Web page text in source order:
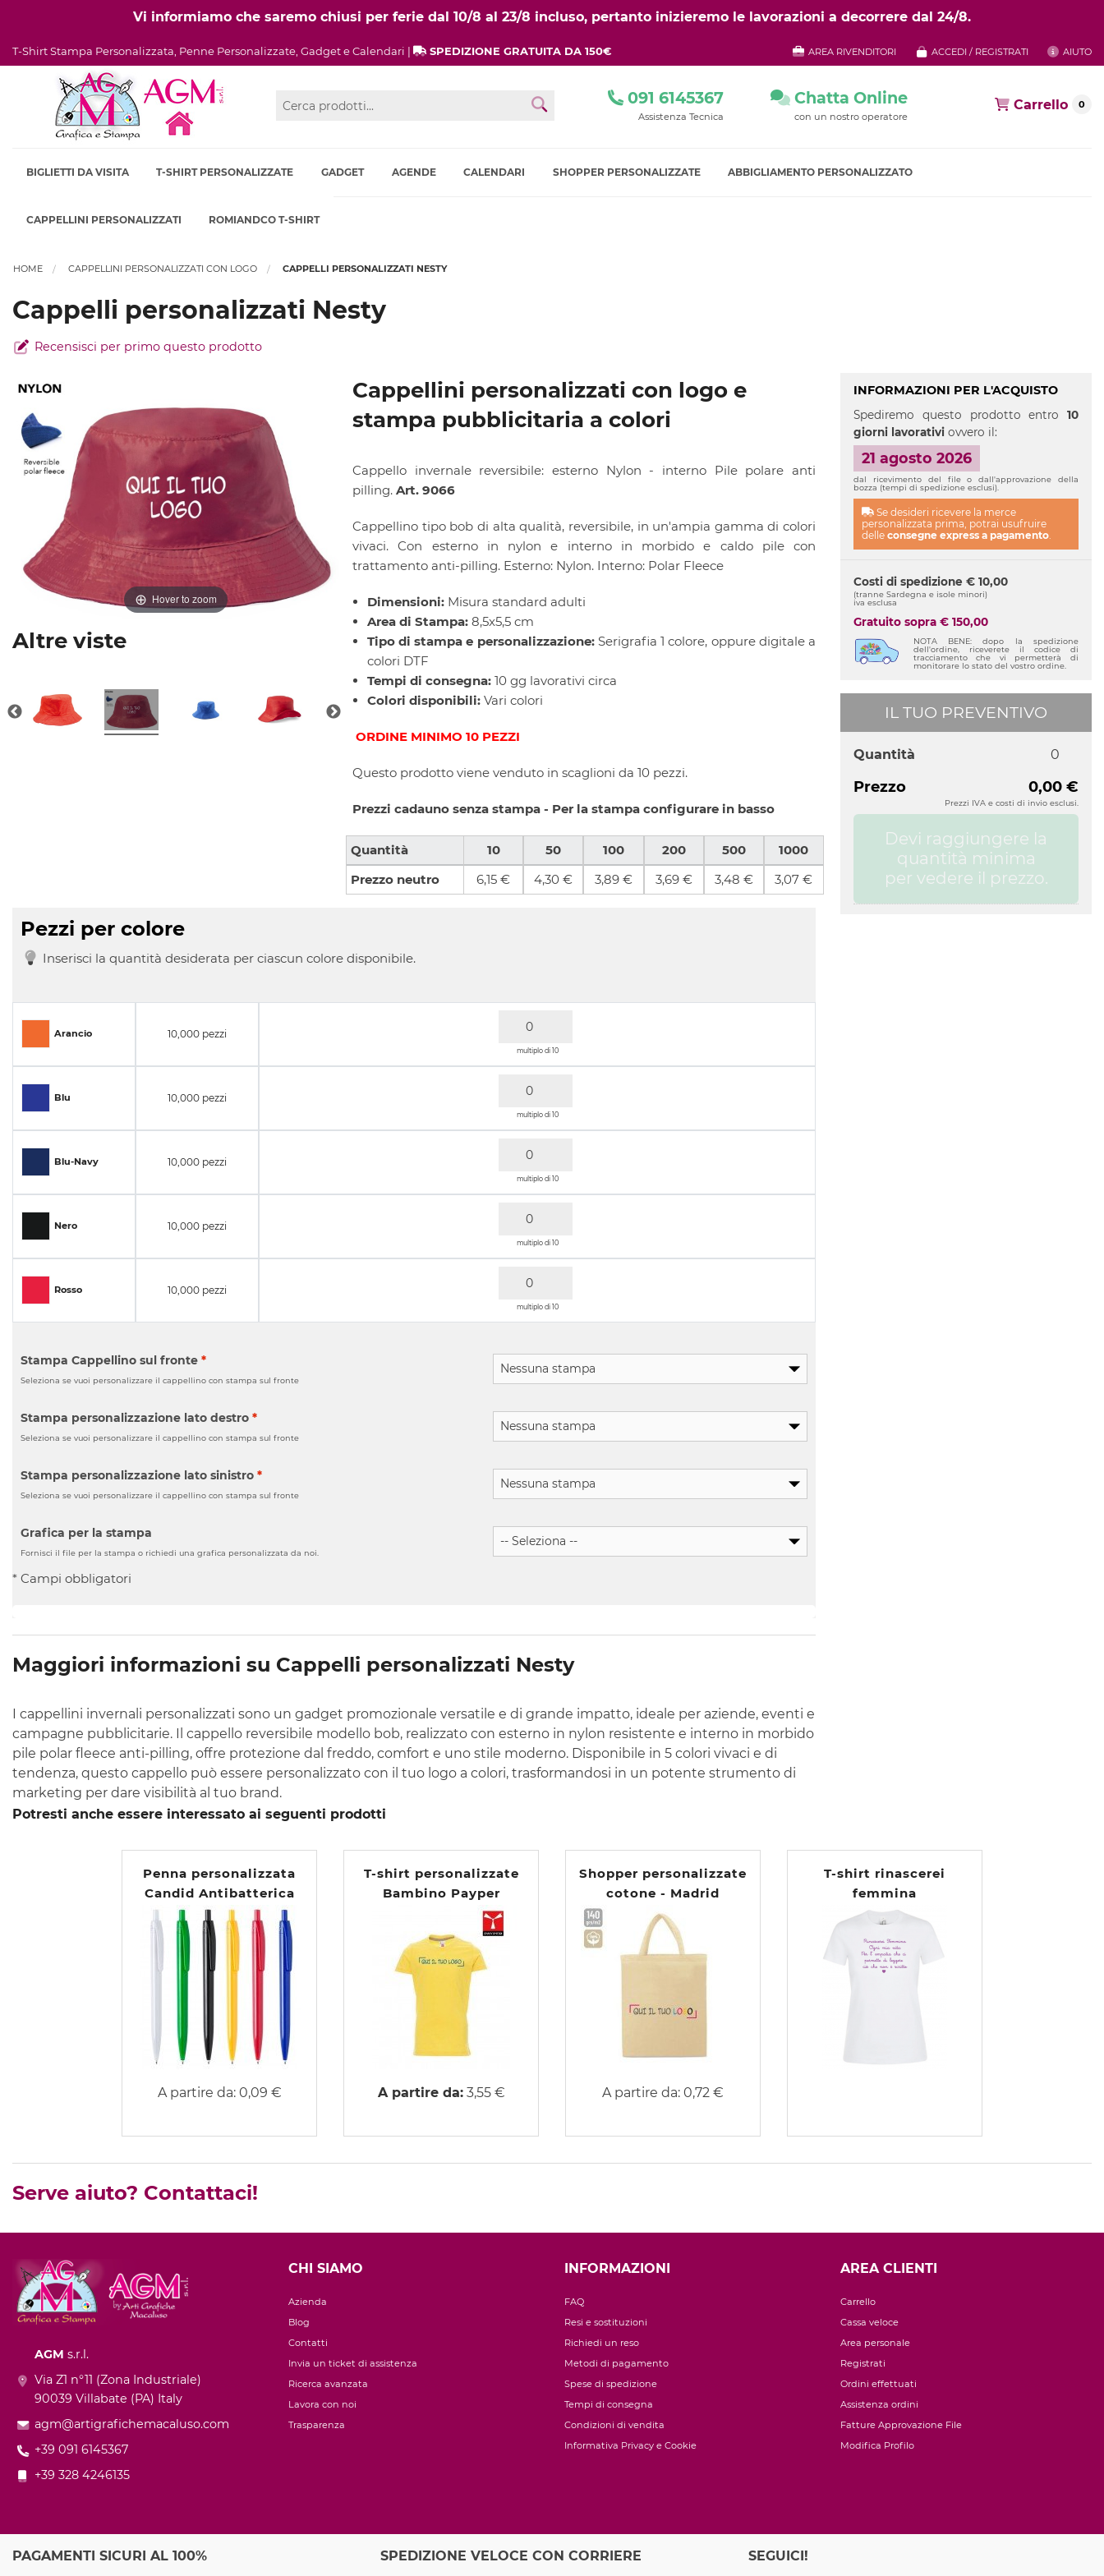
Vi informiamo che saremo chiusi per ferie dal 10/8 al 23/8 incluso, pertanto inizieremo le lavorazioni a decorrere dal 24/8.
T-Shirt Stampa Personalizzata, Penne Personalizzate, Gadget e Calendari | SPEDIZIONE GRATUITA DA 150€ AREA RIVENDITORI ACCEDI / REGISTRATI AIUTO
091 6145367
Assistenza Tecnica
Chatta Online
con un nostro operatore
Carrello 0
BIGLIETTI DA VISITA T-SHIRT PERSONALIZZATE GADGET AGENDE CALENDARI SHOPPER PERSONALIZZATE ABBIGLIAMENTO PERSONALIZZATO
CAPPELLINI PERSONALIZZATI ROMIANDCO T-SHIRT
HOME CAPPELLINI PERSONALIZZATI CON LOGO CAPPELLI PERSONALIZZATI NESTY
Cappelli personalizzati Nesty
Recensisci per primo questo prodotto
Hover to zoom
Altre viste
Cappellini personalizzati con logo e
stampa pubblicitaria a colori
Cappello invernale reversibile: esterno Nylon - interno Pile polare anti
pilling.Art. 9066
Cappellino tipo bob di alta qualità, reversibile, in un'ampia gamma di colori
vivaci. Con esterno in nylon e interno in morbido e caldo pile con
trattamento anti-pilling. Esterno: Nylon. Interno: Polar Fleece
Dimensioni: Misura standard adulti
Area di Stampa:8,5x5,5 cm
Tipo di stampa e personalizzazione: Serigrafia 1 colore, oppure digitale a
colori DTF
Tempi di consegna:10 gg lavorativi circa
Colori disponibili:Vari colori
ORDINE MINIMO 10 PEZZI
Questo prodotto viene venduto in scaglioni da 10 pezzi.
Prezzi cadauno senza stampa - Per la stampa configurare in basso
Quantità
Prezzo neutro
10
6,15 €
50
4,30 €
100
3,89 €
200
3,69 €
500
3,48 €
1000
3,07 €
Pezzi per colore
Inserisci la quantità desiderata per ciascun colore disponibile.
Arancio 10,000 pezzi
multiplo di 10
Blu 10,000 pezzi
multiplo di 10
Blu-Navy 10,000 pezzi
multiplo di 10
Nero 10,000 pezzi
multiplo di 10
Rosso 10,000 pezzi
multiplo di 10
Stampa Cappellino sul fronte *
Seleziona se vuoi personalizzare il cappellino con stampa sul fronte
Stampa personalizzazione lato destro *
Seleziona se vuoi personalizzare il cappellino con stampa sul fronte
Stampa personalizzazione lato sinistro *
Seleziona se vuoi personalizzare il cappellino con stampa sul fronte
Grafica per la stampa
Fornisci il file per la stampa o richiedi una grafica personalizzata da noi.
* Campi obbligatori
Maggiori informazioni su Cappelli personalizzati Nesty
I cappellini invernali personalizzati sono un gadget promozionale versatile e di grande impatto, ideale per aziende, eventi e
campagne pubblicitarie. Il cappello reversibile modello bob, realizzato con esterno in nylon resistente e interno in morbido
pile polar fleece anti-pilling, offre protezione dal freddo, comfort e uno stile moderno. Disponibile in 5 colori vivaci e di
tendenza, questo cappello può essere personalizzato con il tuo logo a colori, trasformandosi in un potente strumento di
marketing per dare visibilità al tuo brand.
INFORMAZIONI PER L'ACQUISTO
Spediremo questo prodotto entro 10
giorni lavorativi ovvero il:
21 agosto 2026
dal ricevimento del file o dall'approvazione della
bozza (tempi di spedizione esclusi).
Se desideri ricevere la merce
personalizzata prima, potrai usufruire
delle consegne express a pagamento
Costi di spedizione € 10,00
(tranne Sardegna e isole minori)
iva esclusa
Gratuito sopra € 150,00
NOTA BENE: dopo la spedizione
dell'ordine, riceverete il codice di
tracciamento che vi permetterà di
monitorare lo stato del vostro ordine.
IL TUO PREVENTIVO
Quantità
Prezzo 0,00 €
Prezzi IVA e costi di invio esclusi.
Devi raggiungere la
quantità minima
per vedere il prezzo.
Potresti anche essere interessato ai seguenti prodotti
Penna personalizzata
Candid Antibatterica
A partire da: 0,09 €
T-shirt personalizzate
Bambino Payper
A partire da: 3,55 €
Shopper personalizzate
cotone - Madrid
A partire da: 0,72 €
T-shirt rinascerei
femmina
Serve aiuto? Contattaci!
AGM s.r.l.
Via Z1 n°11 (Zona Industriale)
90039 Villabate (PA) Italy
agm@artigrafichemacaluso.com
+39 091 6145367
+39 328 4246135
CHI SIAMO
Azienda
Blog
Contatti
Invia un ticket di assistenza
Ricerca avanzata
Lavora con noi
Trasparenza
INFORMAZIONI
FAQ
Resi e sostituzioni
Richiedi un reso
Metodi di pagamento
Spese di spedizione
Tempi di consegna
Condizioni di vendita
Informativa Privacy e Cookie
AREA CLIENTI
Carrello
Cassa veloce
Area personale
Registrati
Ordini effettuati
Assistenza ordini
Fatture Approvazione File
Modifica Profilo
PAGAMENTI SICURI AL 100% SPEDIZIONE VELOCE CON CORRIERE SEGUICI!